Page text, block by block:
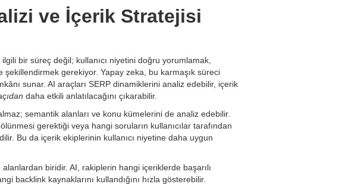
ve İçerik Stratejisi
bir süreç değil; kullanıcı niyetini doğru yorumlamak,
gerekiyor. Yapay zeka, bu karmaşık süreci
sunar. AI araçları SERP dinamiklerini analiz edebilir, içerik
daha etkili anlatılacağını çıkarabilir.
semantik alanları ve konu kümelerini de analiz edebilir.
gerektiği veya hangi soruların kullanıcılar tarafından
Bu da içerik ekiplerinin kullanıcı niyetine daha uygun
biridir. AI, rakiplerin hangi içeriklerde başarılı
backlink kaynaklarını kullandığını hızla gösterebilir.